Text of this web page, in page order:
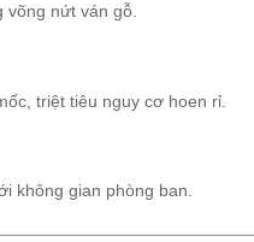
võng nứt ván gỗ.
triệt tiêu nguy cơ hoen rỉ.
không gian phòng ban.